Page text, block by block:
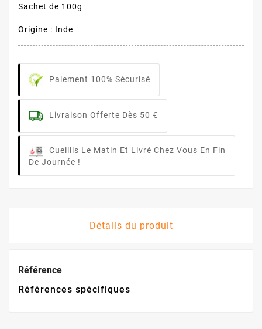
Sachet de 100g
Origine : Inde
Paiement 100% Sécurisé
Livraison Offerte Dès 50 €
Cueillis Le Matin Et Livré Chez Vous En Fin
De Journée !
Détails du produit
Référence
Références spécifiques